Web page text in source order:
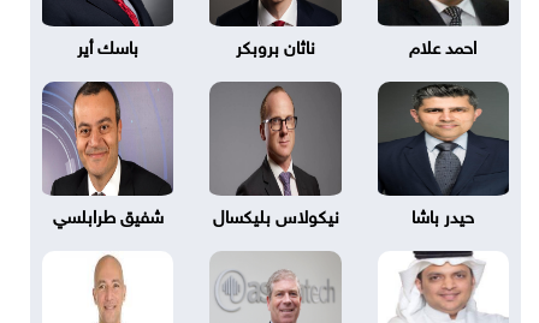
احمد علام ناثان بروبكر باسك أير
حيدر باشا نيكولاس بليكسال شفيق طرابلسي